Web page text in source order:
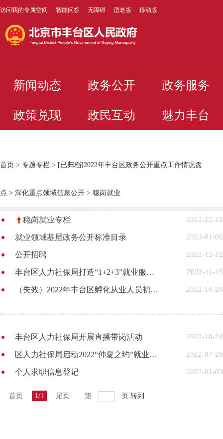
访问我的专属空间 智能问答 无障碍 适老版 移动版
新闻动态 政务公开 政务服务
政策兑现 政民互动 魅力丰台
首页 > 专题专栏 > [已归档]2022年丰台区政务公开重点工作情况盘
点 > 深化重点领域信息公开 > 稳岗就业
稳岗就业专栏 2022-12-12
就业领域基层政务公开标准目录 2023-01-09
公开招聘 2022-12-12
丰台区人力社保局打造“1+2+3”就业服务新模式 2022-11-15
（失效）2022年丰台区孵化从业人员初级培训班开课通知 2022-10-28
丰台区人力社保局开展直播带岗活动 2022-10-24
区人力社保局启动2022“仲夏之约”就业专项服务季活动 2022-07-29
个人求职信息登记 2022-01-03
首页 1/1 尾页 第 页 转到